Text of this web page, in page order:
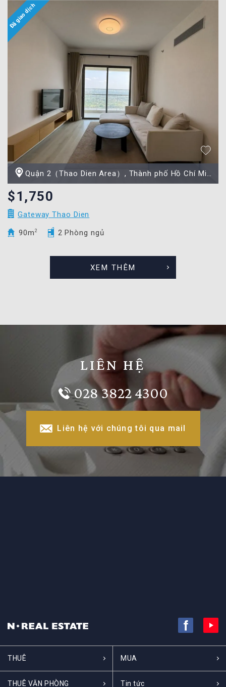
Quận 2（Thao Dien Area）, Thành phố Hồ Chí Minh
$1,750
Gateway Thao Dien
90m 2 2 Phòng ngủ
XEM THÊM
LIÊN HỆ
028 3822 4300
Liên hệ với chúng tôi qua mail
THUÊ MUA
THUÊ VĂN PHÒNG Tin tức